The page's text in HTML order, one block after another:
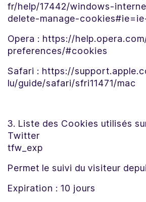
fr/help/17442/windows-
delete-manage-
Opera : https://
preferences/#cookies
Safari : https://
lu/guide/safari/sfri11471/mac
3. Liste des Cookies utilisés
Twitter
tfw_exp
Permet le suivi du visiteur
Expiration : 10 jours